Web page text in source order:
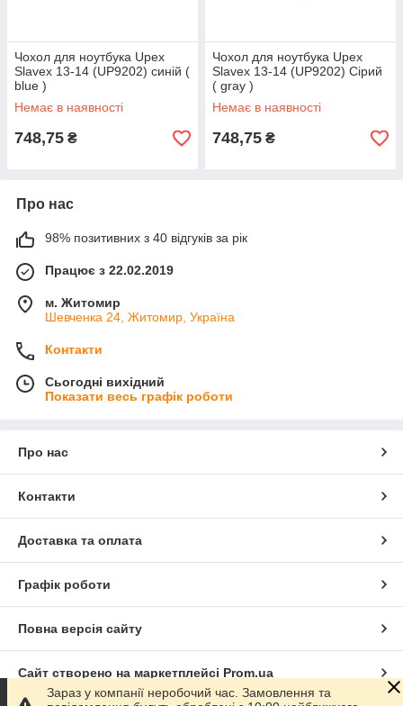
Чохол для ноутбука Upex
Slavex 13-14 (UP9202) синій (
blue )
Немає в наявності
748,75 ₴
Чохол для ноутбука Upex
Slavex 13-14 (UP9202) Сірий
( gray )
Немає в наявності
748,75 ₴
Про нас
98% позитивних з 40 відгуків за рік
Працює з 22.02.2019
м. Житомир
Шевченка 24, Житомир, Україна
Контакти
Сьогодні вихідний
Показати весь графік роботи
Про нас
Контакти
Доставка та оплата
Графік роботи
Повна версія сайту
Сайт створено на маркетплейсі Prom.ua
Зараз у компанії неробочий час. Замовлення та